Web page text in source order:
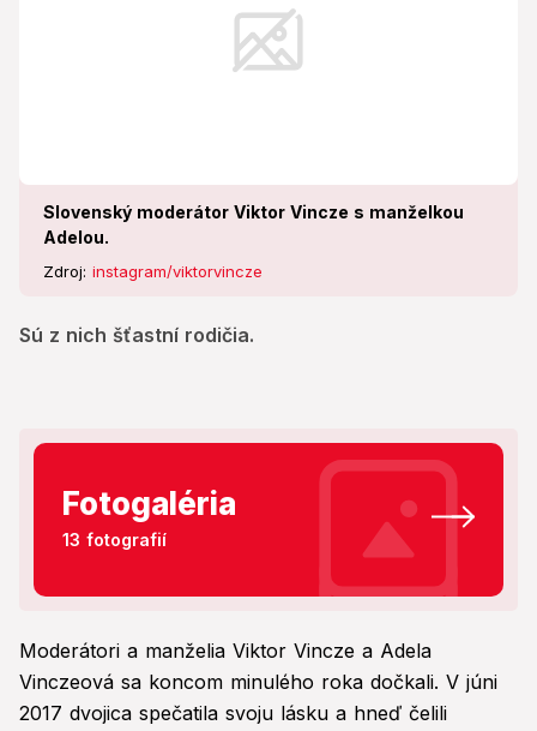
Slovenský moderátor Viktor Vincze s manželkou
Adelou.
Zdroj: instagram/viktorvincze
Sú z nich šťastní rodičia.
Fotogaléria
13 fotografií
Moderátori a manželia Viktor Vincze a Adela
Vinczeová sa koncom minulého roka dočkali. V júni
2017 dvojica spečatila svoju lásku a hneď čelili